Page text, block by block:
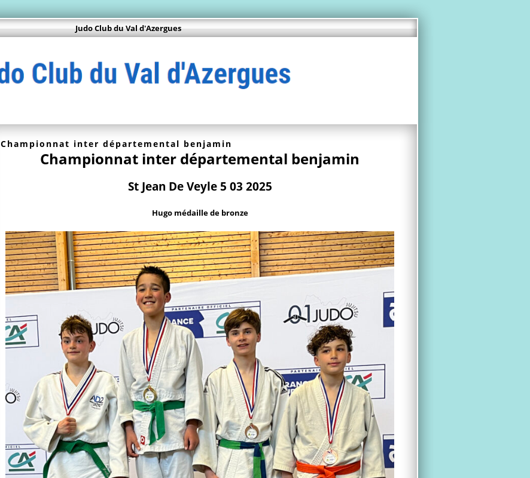
Judo Club du Val d'Azergues
Championnat inter départemental benjamin
Championnat inter départemental benjamin
St Jean De Veyle 5 03 2025
Hugo médaille de bronze